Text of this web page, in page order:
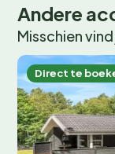
Andere
Misschien
Direct te